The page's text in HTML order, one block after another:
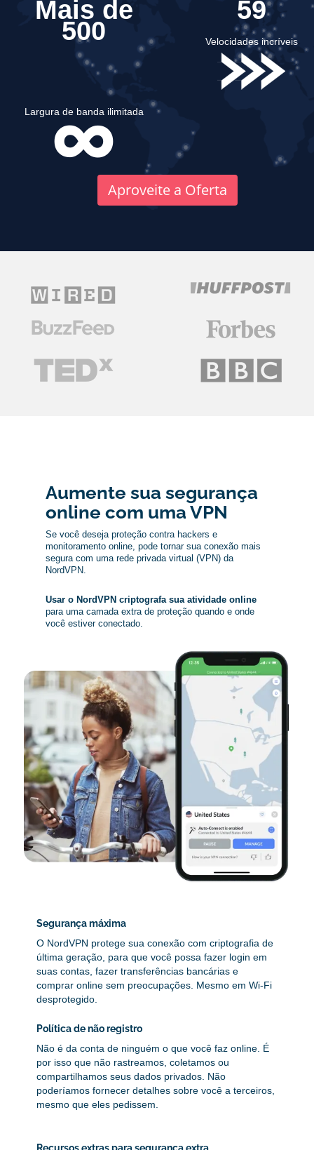
Mais de
500
59
Velocidades incríveis
Largura de banda ilimitada
Aproveite a Oferta
Aumente sua segurança
online com uma VPN
Se você deseja proteção contra hackers e
monitoramento online, pode tornar sua conexão mais
segura com uma rede privada virtual (VPN) da
NordVPN.
Usar o NordVPN criptografa sua atividade online
para uma camada extra de proteção quando e onde
você estiver conectado.
Segurança máxima
O NordVPN protege sua conexão com criptografia de
última geração, para que você possa fazer login em
suas contas, fazer transferências bancárias e
comprar online sem preocupações. Mesmo em Wi-Fi
desprotegido.
Política de não registro
Não é da conta de ninguém o que você faz online. É
por isso que não rastreamos, coletamos ou
compartilhamos seus dados privados. Não
poderíamos fornecer detalhes sobre você a terceiros,
mesmo que eles pedissem.
Recursos extras para segurança extra